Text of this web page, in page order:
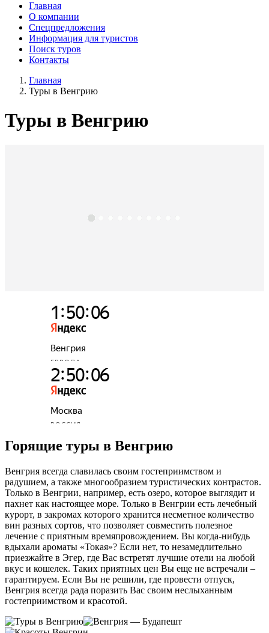
Главная
О компании
Спецпредложения
Информация для туристов
Поиск туров
Контакты
Главная
Туры в Венгрию
Туры в Венгрию
Горящие туры в Венгрию
Венгрия всегда славилась своим гостеприимством и
радушием, а также многообразием туристических контрастов.
Только в Венгрии, например, есть озеро, которое выглядит и
пахнет как настоящее море. Только в Венгрии есть лечебный
курорт, в закромах которого хранится несметное количество
вин разных сортов, что позволяет совместить полезное
лечение с приятным времяпровождением. Вы когда-нибудь
вдыхали ароматы «Токая»? Если нет, то незамедлительно
приезжайте в Эгер, где Вас встретят лучшие отели на любой
вкус и кошелек. Таких приятных цен Вы еще не встречали –
гарантируем. Если Вы не решили, где провести отпуск,
Венгрия всегда рада поразить Вас своим неслыханным
гостеприимством и красотой.